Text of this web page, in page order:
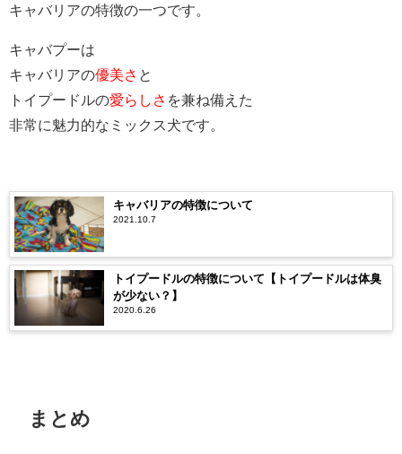
キャバリアの特徴の一つです。
キャバプーは
キャバリアの優美さ と
トイプードルの愛らしさ を兼ね備えた
非常に魅力的なミックス犬です。
キャバリアの特徴について
2021.10.7
トイプードルの特徴について【トイプードルは体臭
が少ない？】
2020.6.26
まとめ